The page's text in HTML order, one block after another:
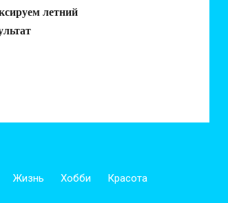
летний
Жизнь Хобби Красота